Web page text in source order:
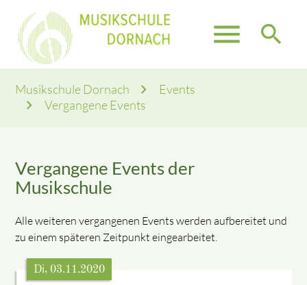
menu search
Musikschule Dornach
Events
Vergangene Events
Vergangene Events der
Musikschule
Alle weiteren vergangenen Events werden aufbereitet und
zu einem späteren Zeitpunkt eingearbeitet.
Di, 03.11.2020